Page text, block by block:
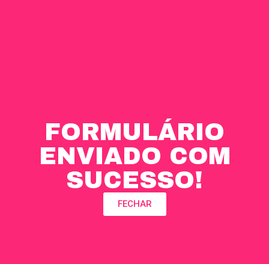
FORMULÁRIO
ENVIADO COM
SUCESSO!
FECHAR